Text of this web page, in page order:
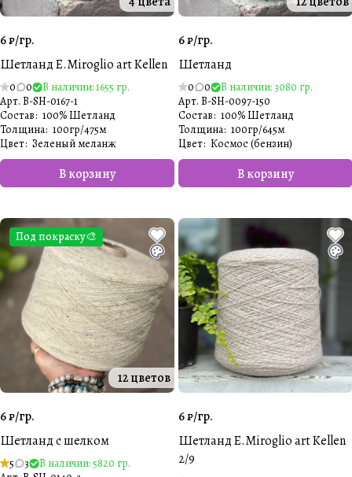
6 ₽/гр.
Шетланд E.Miroglio art Kellen
0 0
В наличии: 1655 гр.
Арт. B-SH-0167-1
В корзину
Состав: 100% Шетланд
Толщина: 100гр/475м
Цвет: Зеленый меланж
6 ₽/гр.
Шетланд
0 0
В наличии: 3080 гр.
Арт. B-SH-0097-150
В корзину
Состав: 100% Шетланд
Толщина: 100гр/645м
Цвет: Космос (бензин)
Под покраску🎨
12 цветов
6 ₽/гр.
Шетланд с шелком
5 3
В наличии: 5820 гр.
6 ₽/гр.
Шетланд E.Miroglio art Kellen
2/9